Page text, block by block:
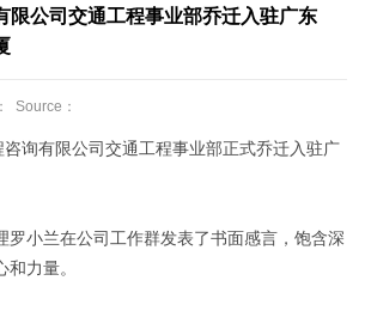
限公司交通工程事业部乔迁入驻广东
Source：
询有限公司交通工程事业部正式乔迁入驻广
罗小兰在公司工作群发表了书面感言，饱含深
力量。